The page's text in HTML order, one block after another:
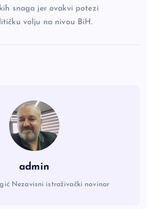
snaga jer ovakvi potezi
volju na nivou BiH.
admin
Nezavisni istraživački novinar